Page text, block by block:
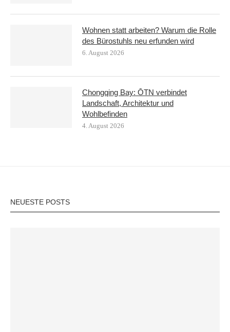
Wohnen statt arbeiten? Warum die Rolle
des Bürostuhls neu erfunden wird
6. August 2026
Chongqing Bay: ŌTN verbindet
Landschaft, Architektur und
Wohlbefinden
4. August 2026
NEUESTE POSTS